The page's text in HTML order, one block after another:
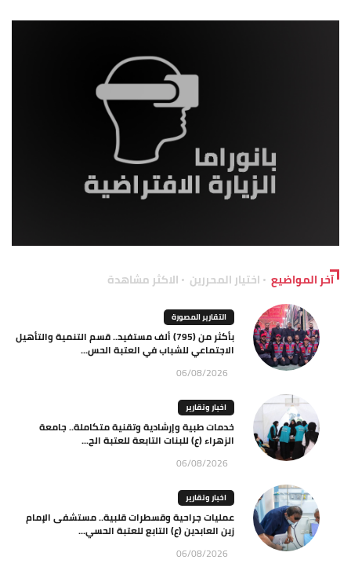
آخر المواضيع اختيار المحررين الاكثر مشاهدة
التقارير المصورة
بأكثر من (795) ألف مستفيد.. قسم التنمية والتأهيل
الاجتماعي للشباب في العتبة الحس...
06/08/2026
اخبار وتقارير
خدمات طبية وإرشادية وتقنية متكاملة.. جامعة
الزهراء (ع) للبنات التابعة للعتبة الح...
06/08/2026
اخبار وتقارير
عمليات جراحية وقسطرات قلبية.. مستشفى الإمام
زين العابدين (ع) التابع للعتبة الحسي...
06/08/2026